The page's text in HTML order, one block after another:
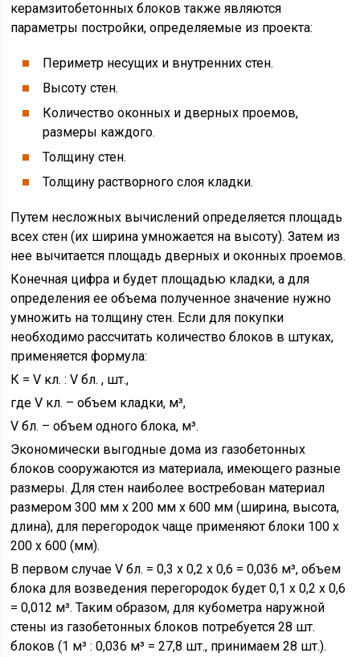
керамзитобетонных блоков также являются
параметры постройки, определяемые из проекта:
Периметр несущих и внутренних стен.
Высоту стен.
Количество оконных и дверных проемов,
размеры каждого.
Толщину стен.
Толщину растворного слоя кладки.
Путем несложных вычислений определяется площадь
всех стен (их ширина умножается на высоту). Затем из
нее вычитается площадь дверных и оконных проемов.
Конечная цифра и будет площадью кладки, а для
определения ее объема полученное значение нужно
умножить на толщину стен. Если для покупки
необходимо рассчитать количество блоков в штуках,
применяется формула:
К = V кл. : V бл. , шт.,
где V кл. – объем кладки, м³,
V бл. – объем одного блока, м³.
Экономически выгодные дома из газобетонных
блоков сооружаются из материала, имеющего разные
размеры. Для стен наиболее востребован материал
размером 300 мм х 200 мм х 600 мм (ширина, высота,
длина), для перегородок чаще применяют блоки 100 х
200 х 600 (мм).
В первом случае V бл. = 0,3 х 0,2 х 0,6 = 0,036 м³, объем
блока для возведения перегородок будет 0,1 х 0,2 х 0,6
= 0,012 м³. Таким образом, для кубометра наружной
стены из газобетонных блоков потребуется 28 шт.
блоков (1 м³ : 0,036 м³ = 27,8 шт., принимаем 28 шт.).